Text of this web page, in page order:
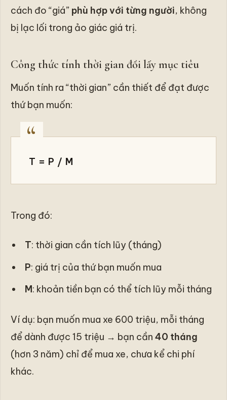
cách đo “giá” phù hợp với từng người, không
bị lạc lối trong ảo giác giá trị.
Công thức tính thời gian đổi lấy mục tiêu
Muốn tính ra “thời gian” cần thiết để đạt được
thứ bạn muốn:
T = P / M
Trong đó:
T: thời gian cần tích lũy (tháng)
P: giá trị của thứ bạn muốn mua
M: khoản tiền bạn có thể tích lũy mỗi tháng
Ví dụ: bạn muốn mua xe 600 triệu, mỗi tháng
để dành được 15 triệu → bạn cần 40 tháng
(hơn 3 năm) chỉ để mua xe, chưa kể chi phí
khác.